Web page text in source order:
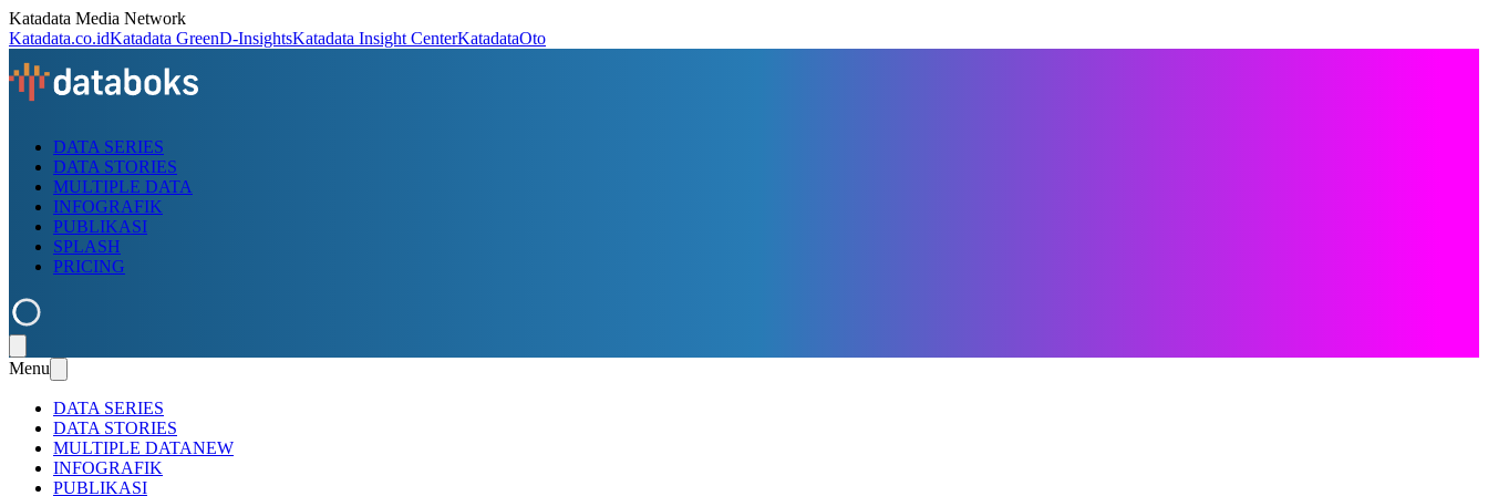
Katadata Media Network
Katadata.co.idKatadata GreenD-InsightsKatadata Insight CenterKatadataOto
DATA SERIES
DATA STORIES
MULTIPLE DATA
INFOGRAFIK
PUBLIKASI
SPLASH
PRICING
Menu
DATA SERIES
DATA STORIES
MULTIPLE DATANEW
INFOGRAFIK
PUBLIKASI